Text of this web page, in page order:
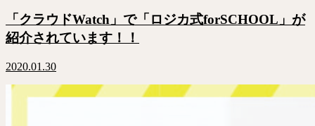
「クラウドWatch」で「ロジカ式forSCHOOL」が
紹介されています！！
2020.01.30